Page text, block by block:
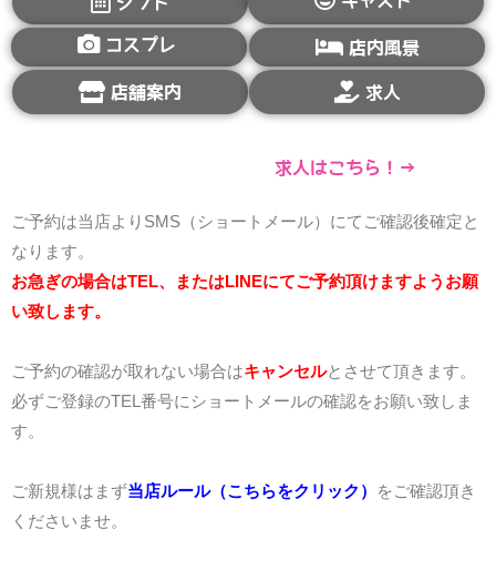
コスプレ 店内風景
店舗案内 求人
求人はこちら！→
ご予約は当店よりSMS（ショートメール）にてご確認後確定と
なります。
お急ぎの場合はTEL、またはLINEにてご予約頂けますようお願
い致します。
ご予約の確認が取れない場合はキャンセルとさせて頂きます。
必ずご登録のTEL番号にショートメールの確認をお願い致しま
す。
ご新規様はまず当店ルール（こちらをクリック）
をご確認頂き
くださいませ。